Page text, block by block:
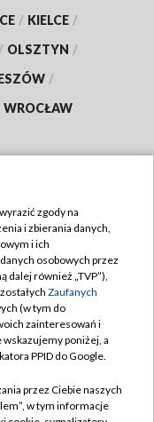
/ KIELCE /
/ OLSZTYN /
/
WROCŁAW
zgody na
i zbierania danych,
i ich
osobowych przez
dalej również „TVP”),
Zaufanych
(w tym do
zainteresowań i
poniżej, a
PPID do Google.
przez Ciebie naszych
w tym informacje